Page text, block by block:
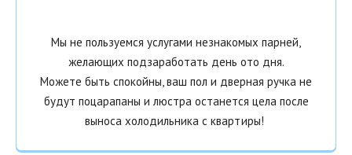
Мы не пользуемся услугами незнакомых парней,
желающих подзаработать день ото дня.
Можете быть спокойны, ваш пол и дверная ручка не
будут поцарапаны и люстра останется цела после
выноса холодильника с квартиры!